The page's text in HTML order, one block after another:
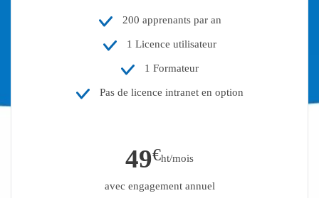
200 apprenants par an
1 Licence utilisateur
1 Formateur
Pas de licence intranet en option
49€ht/mois
avec engagement annuel